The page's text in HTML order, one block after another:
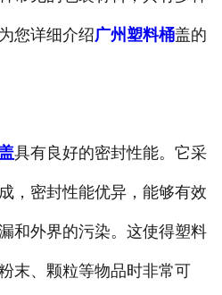
您详细介绍广州塑料桶盖的
具有良好的密封性能。它采
，密封性能优异，能够有效
和外界的污染。这使得塑料
末、颗粒等物品时非常可